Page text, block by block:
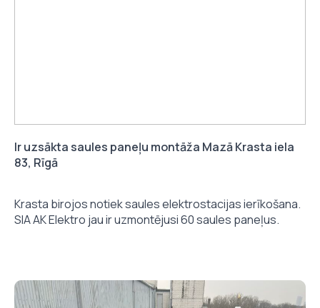
Ir uzsākta saules paneļu montāža Mazā Krasta iela
83, Rīgā
Krasta birojos notiek saules elektrostacijas ierīkošana.
SIA AK Elektro jau ir uzmontējusi 60 saules paneļus.